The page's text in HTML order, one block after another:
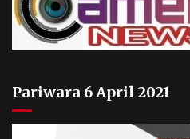
Pariwara 6 April 2021